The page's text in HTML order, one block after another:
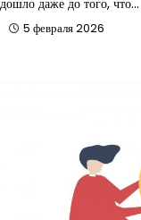
5 февраля 2026